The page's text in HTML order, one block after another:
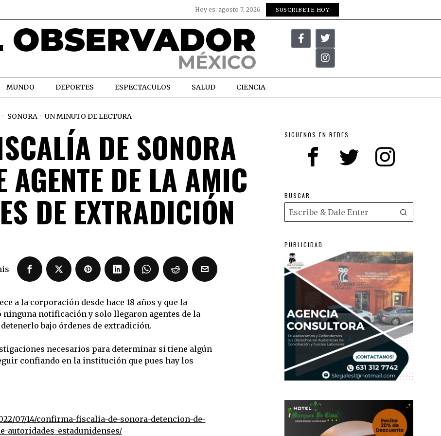
Hoy es: agosto 7, 2026 SUSCRIBETE HOY
MUNDO DEPORTES ESPECTACULOS SALUD CIENCIA
SONORA UN MINUTO DE LECTURA
DE SONORA
AGENTE DE LA AMIC
DE EXTRADICIÓN
a la corporación desde hace 18 años y que la
ninguna notificación y solo llegaron agentes de la
bajo órdenes de extradición.
necesarios para determinar si tiene algún
confiando en la institución que pues hay los
07/14/confirma-fiscalia-de-sonora-detencion-de-
autoridades-estadunidenses/
SIGUENOS EN REDES
BUSCAR
PUBLICIDAD